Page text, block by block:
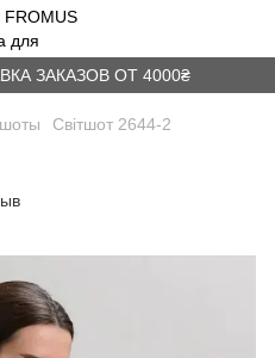
ЗАКАЗОВ ОТ 4000₴
Світшот 2644-2